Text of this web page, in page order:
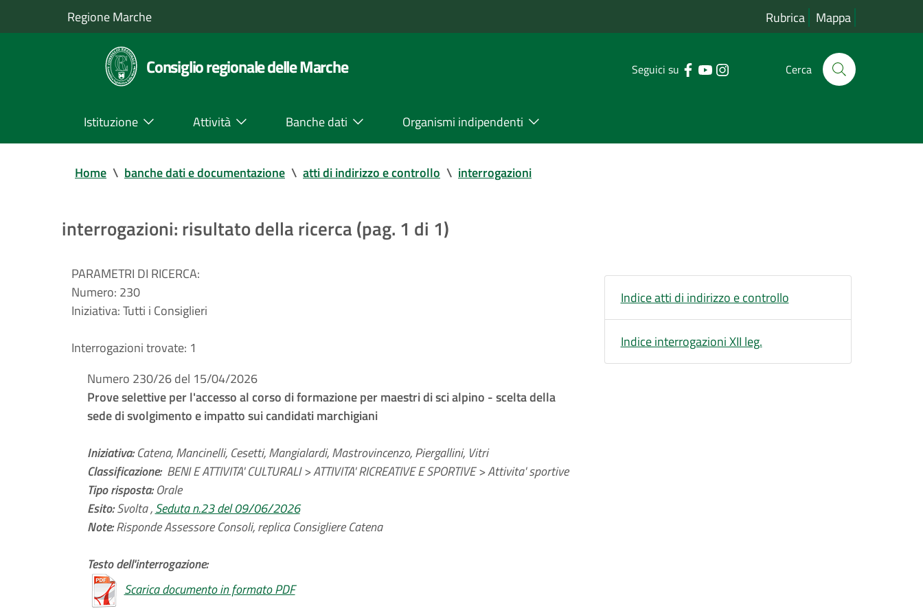
Regione Marche Rubrica Mappa
Consiglio regionale delle Marche Seguici su Cerca
Istituzione Attività Banche dati Organismi indipendenti
Home \ banche dati e documentazione \ atti di indirizzo e controllo \ interrogazioni
interrogazioni: risultato della ricerca (pag. 1 di 1)
PARAMETRI DI RICERCA:
Numero: 230
Iniziativa:Tutti i Consiglieri
Interrogazioni trovate: 1
Numero 230/26 del 15/04/2026
Prove selettive per l'accesso al corso di formazione per maestri di sci alpino - scelta della
sede di svolgimento e impatto sui candidati marchigiani
Iniziativa:Catena, Mancinelli, Cesetti, Mangialardi, Mastrovincenzo, Piergallini, Vitri
Classificazione: BENI E ATTIVITA' CULTURALI > ATTIVITA' RICREATIVE E SPORTIVE > Attivita' sportive
Tipo risposta:Orale
Esito:Svolta ,Seduta n.23 del 09/06/2026
Note:Risponde Assessore Consoli, replica Consigliere Catena
Testo dell'interrogazione:
Scarica documento in formato PDF
Indice atti di indirizzo e controllo
Indice interrogazioni XII leg.